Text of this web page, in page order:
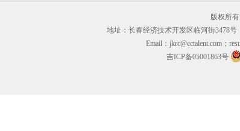
版权所
地址：长春经济技术开发区临河街3478
Email：jkrc@cctalent.com；
吉ICP备05001863号